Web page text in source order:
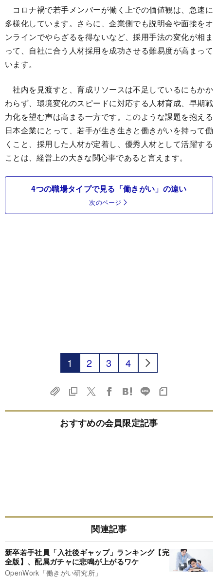
コロナ禍で若手メンバーが働く上での価値観は、急速に
多様化しています。さらに、企業側でも説明会や面接をオ
ンラインでやらざるを得ないなど、採用手法の変化が相ま
って、自社に合う人材採用を成功させる難易度が高まって
います。
社内を見渡すと、育成リソースは不足しているにもかか
わらず、環境変化のスピードに対応する人材育成、早期戦
力化を望む声は高まる一方です。このような課題を抱える
日本企業にとって、若手が生き生きと働きがいを持って働
くこと、採用した人材が定着し、優秀人材として活躍する
ことは、経営上の大きな関心事であると言えます。
4つの職場タイプで見る「働きがい」の違い
次のページ
1 2 3 4
おすすめの会員限定記事
関連記事
新卒若手社員「入社後ギャップ」ランキング【完
全版】、配属ガチャに悲鳴が上がるワケ
OpenWork「働きがい研究所」